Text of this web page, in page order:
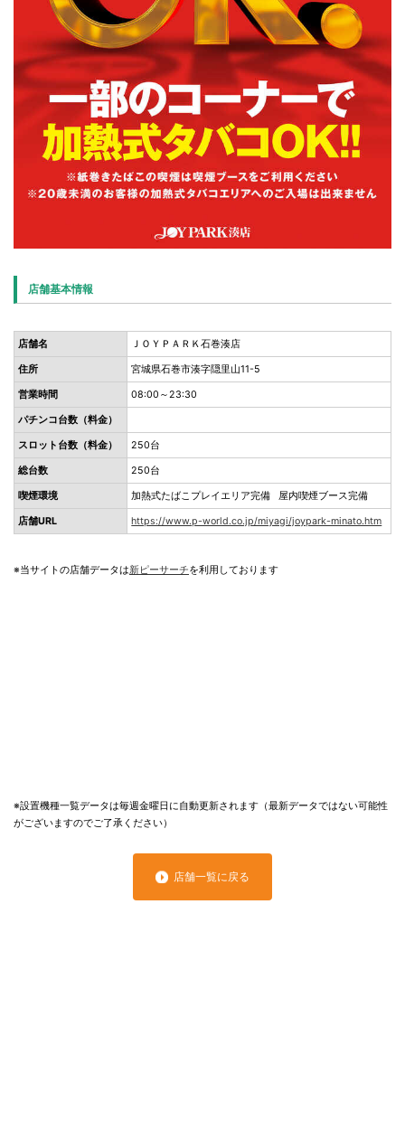
店舗基本情報
店舗名 ＪＯＹＰＡＲＫ石巻湊店
住所 宮城県石巻市湊字隠里山11-5
営業時間 08:00～23:30
パチンコ台数（料金）
スロット台数（料金） 250台
総台数 250台
喫煙環境 加熱式たばこプレイエリア完備 屋内喫煙ブース完備
店舗URL https://www.p-world.co.jp/miyagi/joypark-minato.htm
※当サイトの店舗データは新ピーサーチを利用しております
※設置機種一覧データは毎週金曜日に自動更新されます（最新データではない可能性
がございますのでご了承ください）
店舗一覧に戻る